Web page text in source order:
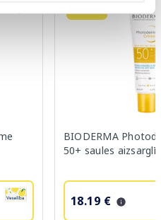
BIODERMA
50+ saules
18.19 €